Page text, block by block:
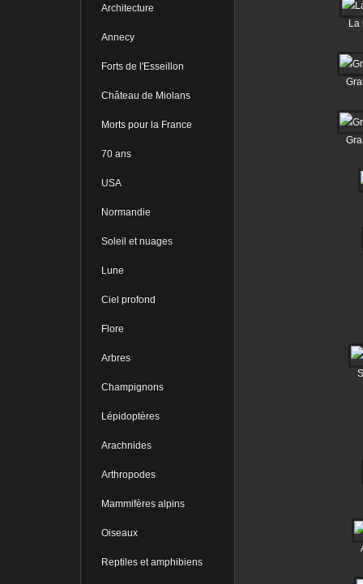
Architecture
Annecy
Forts de l'Esseillon
Château de Miolans
Morts pour la France
70 ans
USA
Normandie
Soleil et nuages
Lune
Ciel profond
Flore
Arbres
Champignons
Lépidoptères
Arachnides
Arthropodes
Mammifères alpins
Oiseaux
Reptiles et amphibiens
La